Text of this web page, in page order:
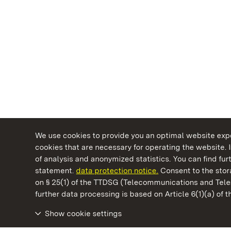
We use cookies to provide you an optimal website
cookies that are necessary for operating the website.
of analysis and anonymized statistics. You can find
statement. data protection notice. Consent to the
on § 25(1) of the TTDSG (Telecommunications and
further data processing is based on Article 6(1)(a) of
Show cookie settings
State Palaces and Gardens of Baden-